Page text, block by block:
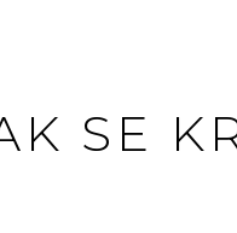
SE